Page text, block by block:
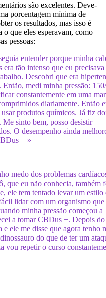
são excelentes. Deve-
porcentagem mínima de
os resultados, mas isso é
que eles esperavam, como
pessoas:
entender porque minha
tão intenso que eu precisava
Descobri que era
medi minha pressão:
constantemente em uma
diariamente. Então
produtos químicos. Já fiz
Me sinto bem, posso desistir
O desempenho ainda
+ »
medo dos problemas
que eu não conhecia, também
ele tem tentado levar um estilo
lidar com um organismo que
minha pressão começou a
a tomar CBDus +. Depois do
ele me disse que agora tenho
do que de ter um
vou repetir o curso